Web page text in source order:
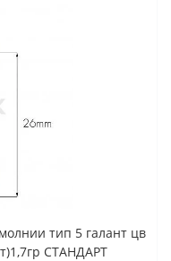
тип 5 галант цв
СТАНДАРТ